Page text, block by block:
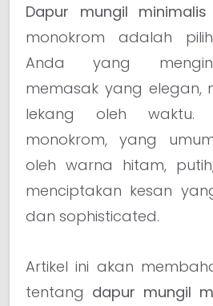
Dapur mungil minimalis
monokrom adalah
Anda yang
memasak yang elegan,
lekang oleh waktu.
monokrom, yang
oleh warna hitam,
menciptakan kesan
dan sophisticated.
Artikel ini akan
tentang dapur mungil